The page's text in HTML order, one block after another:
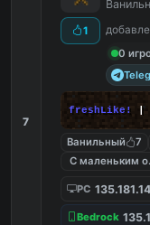
7
1
0
freshLike!
Ванильный 7
С маленьким
PC
Bedrock